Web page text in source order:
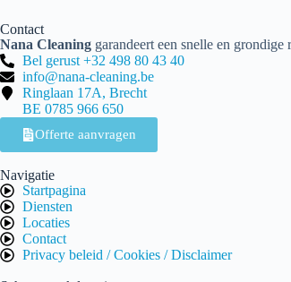
Contact
Nana Cleaning garandeert een snelle en
Bel gerust +32 498 80 43 40
info@nana-cleaning.be
Ringlaan 17A, Brecht
BE 0785 966 650
Offerte aanvragen
Navigatie
Startpagina
Diensten
Locaties
Contact
Privacy beleid / Cookies / Disclaimer